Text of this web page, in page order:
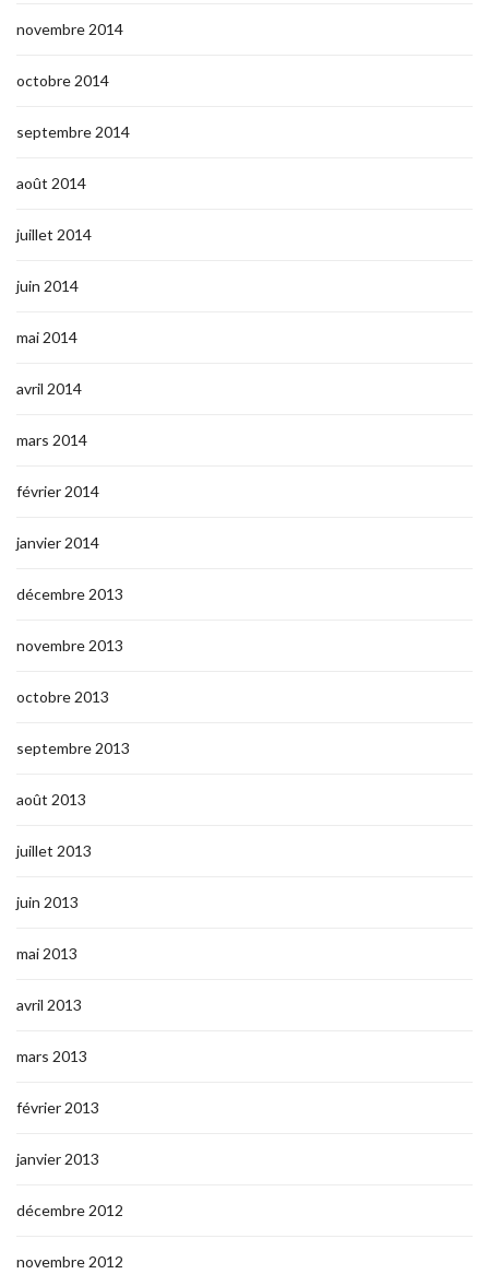
novembre 2014
octobre 2014
septembre 2014
août 2014
juillet 2014
juin 2014
mai 2014
avril 2014
mars 2014
février 2014
janvier 2014
décembre 2013
novembre 2013
octobre 2013
septembre 2013
août 2013
juillet 2013
juin 2013
mai 2013
avril 2013
mars 2013
février 2013
janvier 2013
décembre 2012
novembre 2012